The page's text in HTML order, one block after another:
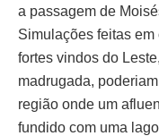
a passagem de
Simulações feitas
fortes vindos do
madrugada,
região onde um
fundido com uma